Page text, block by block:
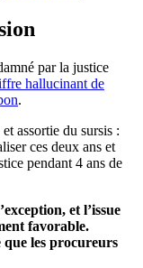
par la justice
hallucinant de
.
assortie du sursis :
ces deux ans et
pendant 4 ans de
et l’issue
favorable.
que les procureurs